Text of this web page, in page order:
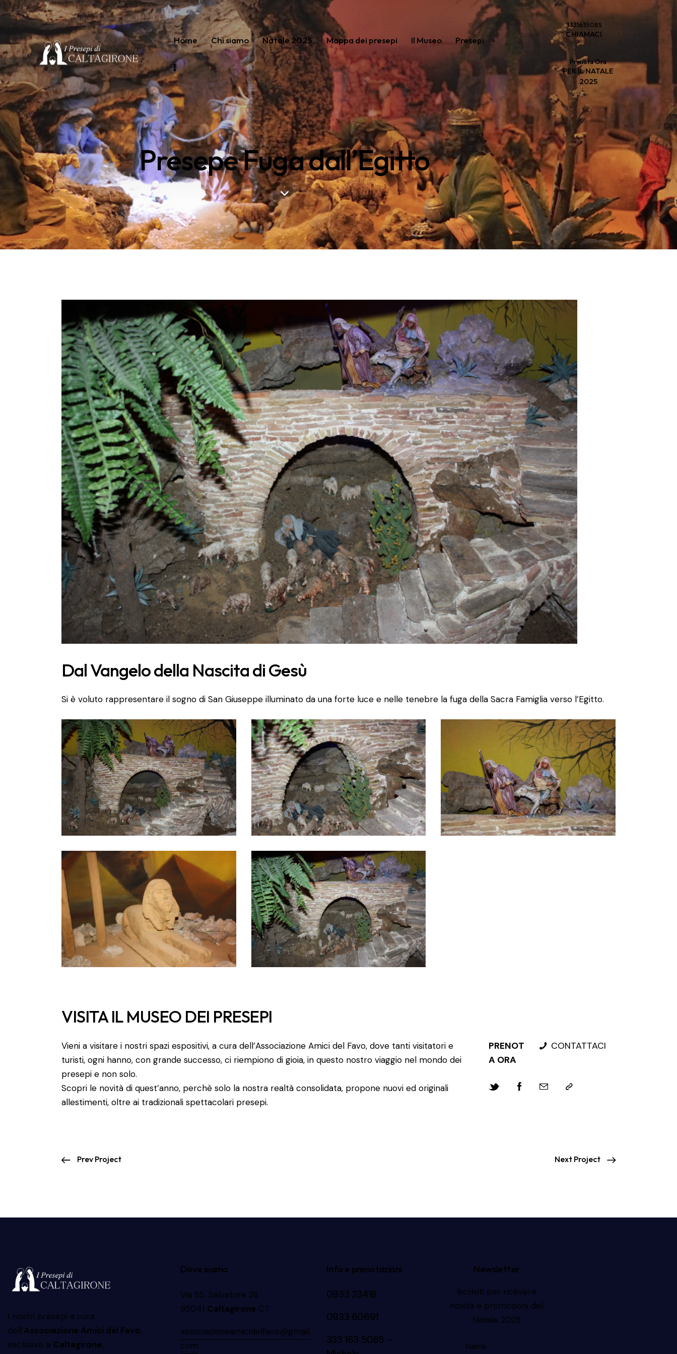
Home Chi siamo Natale 2025 Mappa dei presepi Il Museo Presepi
3331635085
CHIAMACI
Prenota Ora
PER IL NATALE
2025
Presepe Fuga dall’Egitto
Dal Vangelo della Nascita di Gesù
Si è voluto rappresentare il sogno di San Giuseppe illuminato da una forte luce e nelle tenebre la fuga della Sacra Famiglia verso l’Egitto.
VISITA IL MUSEO DEI PRESEPI
Vieni a visitare i nostri spazi espositivi, a cura dell’Associazione Amici del Favo, dove tanti visitatori e
turisti, ogni hanno, con grande successo, ci riempiono di gioia, in questo nostro viaggio nel mondo dei
presepi e non solo.
Scopri le novità di quest’anno, perchè solo la nostra realtà consolidata, propone nuovi ed originali
allestimenti, oltre ai tradizionali spettacolari presepi.
PRENOT
A ORA
CONTATTACI
Prev Project Next Project
I nostri presepi a cura
dell’Associazione Amici del Favo,
esclusive a Caltagirone.
Dove siamo
Via SS. Salvatore 28
95041 Caltagirone CT
associazioneamicidelfavo@gmail.
com
Info e prenotazioni
0933 23418
0933 60691
333 163 5085 –
Newsletter
Iscriviti per ricevere
novità e promozioni del
Natale 2025